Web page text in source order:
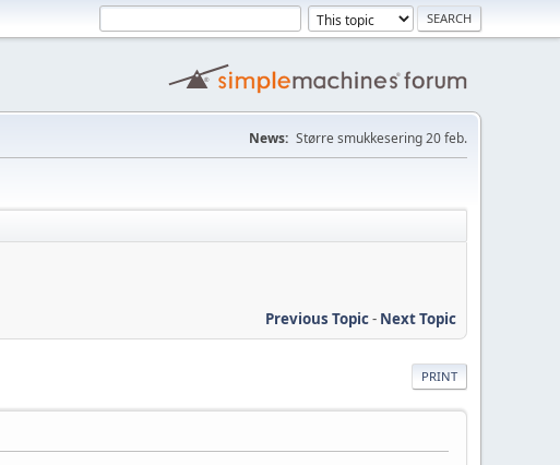
News: Større smukkesering 20 feb.
Previous Topic- Next Topic
PRINT